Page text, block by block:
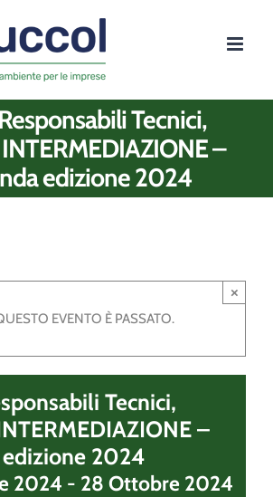
Tecnici,
–
edizione 2024
EVENTO È PASSATO.
×
Tecnici,
–
edizione 2024
2024 - 28 Ottobre 2024